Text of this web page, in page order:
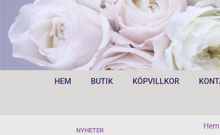
HEM BUTIK KÖPVILLKOR
Hem
NYHETER